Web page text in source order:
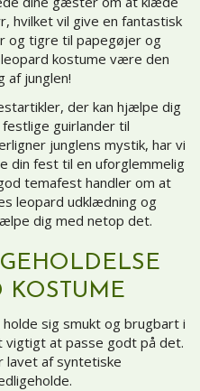
hvilket vil give en fantastisk
og tigre til papegøjer og
kostume være den
af junglen!
, der kan hjælpe dig
guirlander til
junglens mystik, har vi
din fest til en uforglemmelig
temafest handler om at
leopard udklædning og
dig med netop det.
KOSTUME
sig smukt og brugbart i
at passe godt på det.
lavet af syntetiske